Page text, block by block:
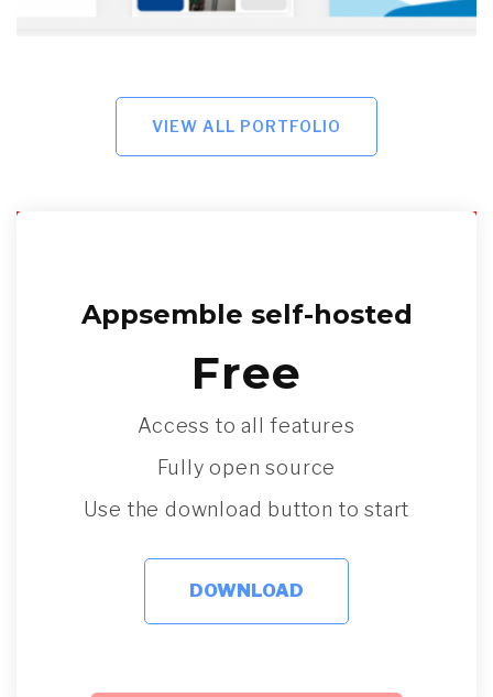
VIEW ALL PORTFOLIO
Appsemble self-hosted
Free
Access to all features
Fully open source
Use the download button to start
DOWNLOAD